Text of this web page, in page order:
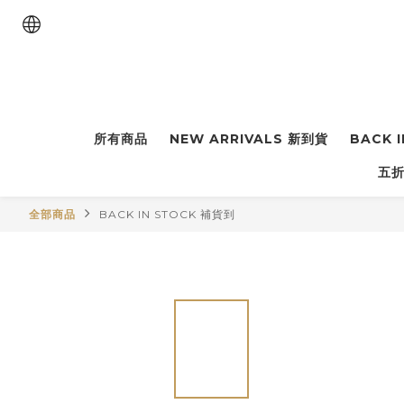
所有商品 NEW ARRIVALS 新到貨 BACK
五
全部商品 BACK IN STOCK 補貨到